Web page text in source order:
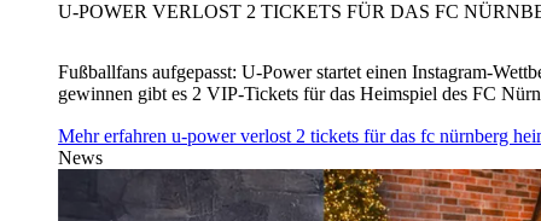
U‑POWER VERLOST 2 TICKETS FÜR DAS FC
Fußballfans aufgepasst: U‑Power startet einen Instagram-
gewinnen gibt es 2 VIP-Tickets für das Heimspiel des FC
Mehr erfahren u‑power verlost 2 tickets für das fc nürnberg
News